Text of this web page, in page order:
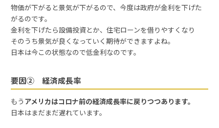
物価が下がると景気が下がるので、今度は政府が金利を下げた
がるのです。
金利を下げたら設備投資とか、住宅ローンを借りやすくなり
そのうち景気が良くなっていく期待ができますよね。
日本は今この状態なので低金利なのです。
要因② 経済成長率
もう アメリカはコロナ前の経済成長率に戻りつつあります。
日本はまだまだ遅れています。